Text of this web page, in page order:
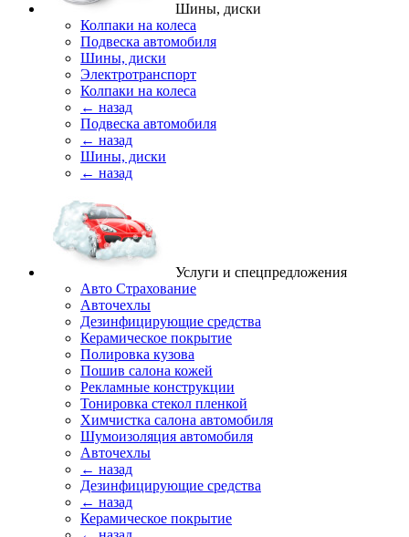
Шины, диски
Колпаки на колеса
Подвеска автомобиля
Шины, диски
Электротранспорт
Колпаки на колеса
← назад
Подвеска автомобиля
← назад
Шины, диски
← назад
Услуги и спецпредложения
Авто Страхование
Авточехлы
Дезинфицирующие средства
Керамическое покрытие
Полировка кузова
Пошив салона кожей
Рекламные конструкции
Тонировка стекол пленкой
Химчистка салона автомобиля
Шумоизоляция автомобиля
Авточехлы
← назад
Дезинфицирующие средства
← назад
Керамическое покрытие